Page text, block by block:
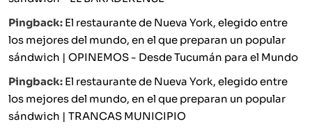
Pingback: El restaurante de Nueva York, elegido entre
los mejores del mundo, en el que preparan un popular
sándwich | OPINEMOS - Desde Tucumán para el Mundo
Pingback: El restaurante de Nueva York, elegido entre
los mejores del mundo, en el que preparan un popular
sándwich | TRANCAS MUNICIPIO